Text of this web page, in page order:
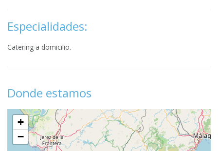
Especialidades:
Catering a domicilio.
Donde estamos
+
−